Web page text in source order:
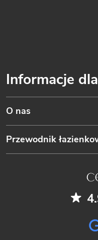
Informacje
O nas
Przewodnik